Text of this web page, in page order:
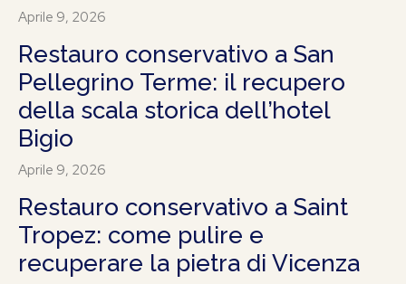
Aprile 9, 2026
Restauro conservativo a San
Pellegrino Terme: il recupero
della scala storica dell’hotel
Bigio
Aprile 9, 2026
Restauro conservativo a Saint
Tropez: come pulire e
recuperare la pietra di Vicenza